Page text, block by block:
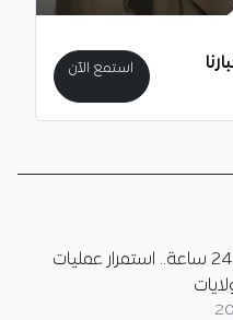
استمع الآن
56 حريقاً خلال 24 ساعة.. استمرار عمليات